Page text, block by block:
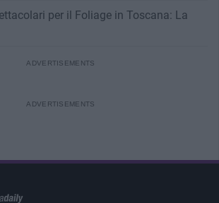
per il Foliage in Toscana: La